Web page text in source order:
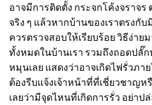
อาจมีการติดตั้ง กระจกโค้งจราจร
จริง ๆ แล้วหากบ้านของเราตรงกั
ควรตรวจสอบให้เรียบร้อย วิธีง่าย
ทั้งหมดในบ้านเรา รวมถึงถอดปลั๊
หมุนเลย แสดงว่าอาจเกิดไฟรั่วภา
ต้องรีบแจ้งเจ้าหน้าที่ที่เชี่ยวชาญห
เลยว่ามีจุดไหนที่เกิดการรั่ว อย่าป